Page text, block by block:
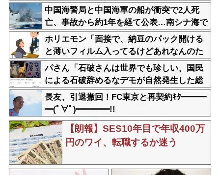
在、施設整備の効果高い」
中国海警局と中国海軍の船が衝突で2人死
亡、事故から約1年を経て公表…南シナ海で
フィリピン船を追跡中！
ホリエモン「面接で、納豆のパック開ける
と薄いフィルム入ってるけどあれなんのた
めか教えてって聞くわけ」
パさん「石破さんは世界でも珍しい、国民
による石破辞めるなデモが自然発生した総
理大臣です」
長友、引退撤回！FC東京と再契約ｷﾀ━━━
━(ﾟ∀ﾟ)━━━━!!
【朗報】SES10年目で年収400万
円のワイ、転職するか迷う